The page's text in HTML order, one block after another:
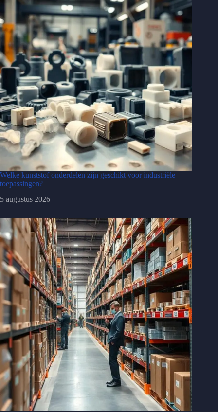
Welke kunststof onderdelen zijn geschikt voor industriële
toepassingen?
5 augustus 2026